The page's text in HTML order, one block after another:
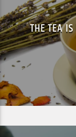
THE TEA